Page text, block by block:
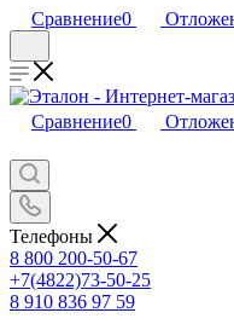
Сравнение0
Сравнение0
Телефоны
8 800 200-50-67
+7(4822)73-50-25
8 910 836 97 59